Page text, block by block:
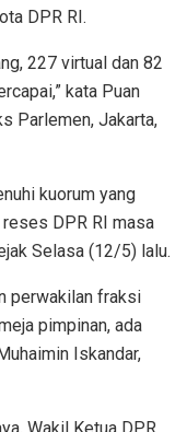
DPR RI.
227 virtual dan 82
kata Puan
Parlemen, Jakarta,
kuorum yang
DPR RI masa
Selasa (12/5) lalu.
perwakilan fraksi
pimpinan, ada
Iskandar,
Wakil Ketua DPR